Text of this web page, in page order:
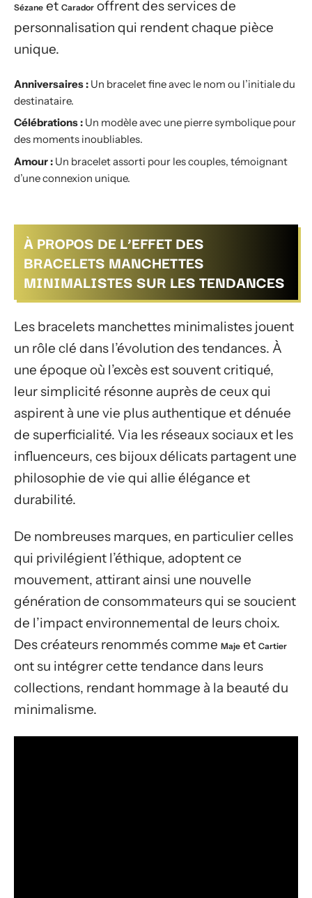
Sézane et Carador offrent des services de
personnalisation qui rendent chaque pièce
unique.
Anniversaires : Un bracelet fine avec le nom ou l’initiale du
destinataire.
Célébrations : Un modèle avec une pierre symbolique pour
des moments inoubliables.
Amour : Un bracelet assorti pour les couples, témoignant
d’une connexion unique.
À PROPOS DE L’EFFET DES
BRACELETS MANCHETTES
MINIMALISTES SUR LES TENDANCES
Les bracelets manchettes minimalistes jouent
un rôle clé dans l’évolution des tendances. À
une époque où l’excès est souvent critiqué,
leur simplicité résonne auprès de ceux qui
aspirent à une vie plus authentique et dénuée
de superficialité. Via les réseaux sociaux et les
influenceurs, ces bijoux délicats partagent une
philosophie de vie qui allie élégance et
durabilité.
De nombreuses marques, en particulier celles
qui privilégient l’éthique, adoptent ce
mouvement, attirant ainsi une nouvelle
génération de consommateurs qui se soucient
de l’impact environnemental de leurs choix.
Des créateurs renommés comme Maje et Cartier
ont su intégrer cette tendance dans leurs
collections, rendant hommage à la beauté du
minimalisme.